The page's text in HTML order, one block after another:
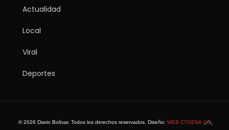
Actualidad
Local
Viral
Deportes
© 2026 Diario Bolívar. Todos los derechos reservados. Diseño: WEB CTGENA.CO